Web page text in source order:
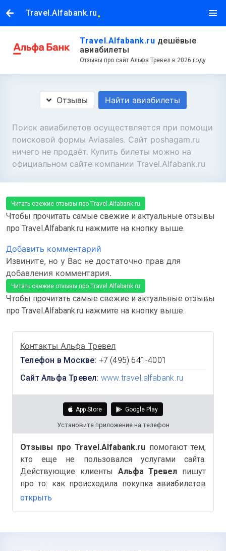
Travel.Alfabank.ru.
Travel.Alfabank.ru дешёвые
авиабилеты
Отзывы про сайт Альфа Тревел в 2026 году
Отзывы Найти авиабилеты
Поиск авиабилетов осуществляется при помощи
поисковой формы Aviasales. Сайт poshagam.ru
ничего не продаёт. Купить билеты можно на
официальном сайте компании Travel.Alfabank.ru
Читать свежие отзывы про Travel.Alfabank.ru
Чтобы прочитать самые свежие и актуальные отзывы
про Travel.Alfabank.ru нажмите на кнопку выше.
Добавить комментарий
Извините, но у Вас не достаточно прав для
добавления комментария.
Читать свежие отзывы про Travel.Alfabank.ru
Чтобы прочитать самые свежие и актуальные отзывы
про Travel.Alfabank.ru нажмите на кнопку выше.
Контакты Альфа Тревел
Телефон в Москве: +7 (495) 641-4001
Сайт Альфа Тревел: www.travel.alfabank.ru
App Store Google Play
Установите приложение на телефон
Отзывы про Travel.Alfabank.ru помогают тем,
кто еще не пользовался услугами сайта.
Действующие клиенты Альфа Тревел пишут
про то: как происходила покупка авиабилетов
или Ж/д, бронирование отелей, быстро ли был
открыть